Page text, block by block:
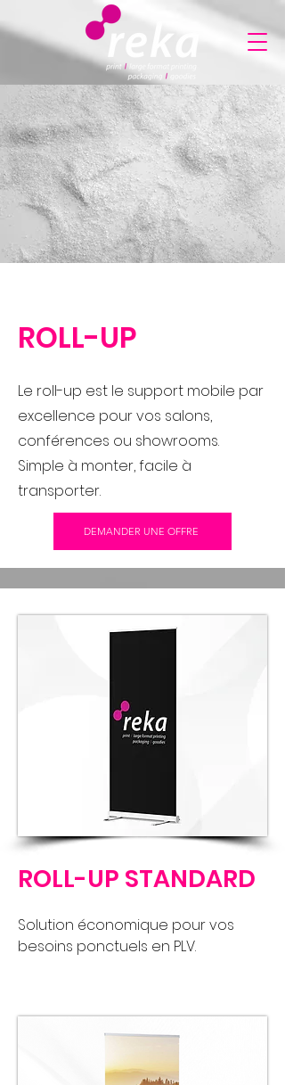
ROLL-UP
Le roll-up est le support mobile par
excellence pour vos salons,
conférences ou showrooms.
Simple à monter, facile à
transporter.
DEMANDER UNE OFFRE
ROLL-UP STANDARD
Solution économique pour vos
besoins ponctuels en PLV.